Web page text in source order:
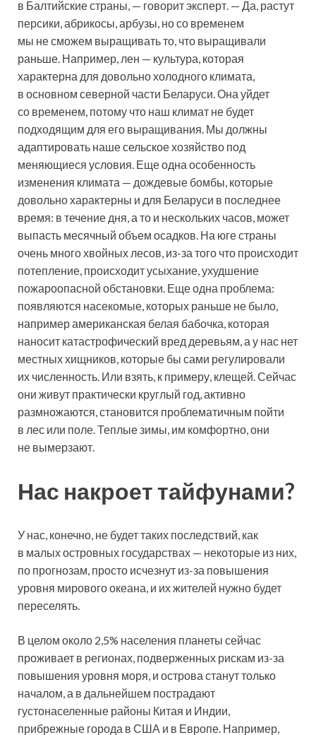
в Балтийские страны, — говорит эксперт. — Да, растут
персики, абрикосы, арбузы, но со временем
мы не сможем выращивать то, что выращивали
раньше. Например, лен — культура, которая
характерна для довольно холодного климата,
в основном северной части Беларуси. Она уйдет
со временем, потому что наш климат не будет
подходящим для его выращивания. Мы должны
адаптировать наше сельское хозяйство под
меняющиеся условия. Еще одна особенность
изменения климата — дождевые бомбы, которые
довольно характерны и для Беларуси в последнее
время: в течение дня, а то и нескольких часов, может
выпасть месячный объем осадков. На юге страны
очень много хвойных лесов, из-за того что происходит
потепление, происходит усыхание, ухудшение
пожароопасной обстановки. Еще одна проблема:
появляются насекомые, которых раньше не было,
например американская белая бабочка, которая
наносит катастрофический вред деревьям, а у нас нет
местных хищников, которые бы сами регулировали
их численность. Или взять, к примеру, клещей. Сейчас
они живут практически круглый год, активно
размножаются, становится проблематичным пойти
в лес или поле. Теплые зимы, им комфортно, они
не вымерзают.
Нас накроет тайфунами?
У нас, конечно, не будет таких последствий, как
в малых островных государствах — некоторые из них,
по прогнозам, просто исчезнут из-за повышения
уровня мирового океана, и их жителей нужно будет
переселять.
В целом около 2,5% населения планеты сейчас
проживает в регионах, подверженных рискам из-за
повышения уровня моря, и острова станут только
началом, а в дальнейшем пострадают
густонаселенные районы Китая и Индии,
прибрежные города в США и в Европе. Например,